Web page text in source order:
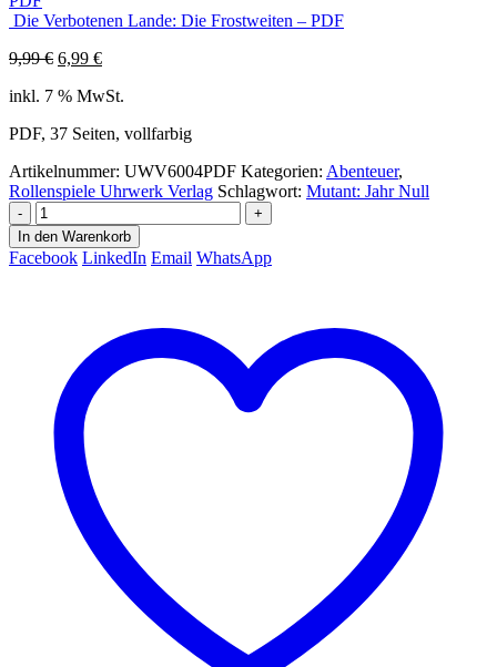
Die Verbotenen Lande: Die Frostweiten – PDF
9,99€ Ursprünglicher
war:
6,99 €Aktueller
ist:
inkl. 7 % MwSt.
PDF, 37 Seiten, vollfarbig
Artikelnummer: UWV6004PDF Kategorien: Abenteuer,
Rollenspiele Uhrwerk Verlag Schlagwort: Mutant: Jahr Null
-
+
In den Warenkorb
Facebook LinkedIn Email WhatsApp